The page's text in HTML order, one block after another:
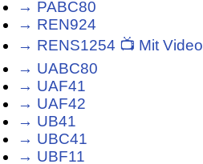
→ PABC80
→ REN924
→ RENS1254 📺 Mit Video
→ UABC80
→ UAF41
→ UAF42
→ UB41
→ UBC41
→ UBF11